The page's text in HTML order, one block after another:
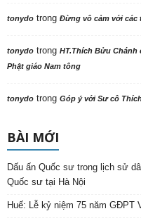
tonydo trong Đừng vô cảm với các
tonydo trong HT.Thích Bửu
Phật giáo Nam tông
tonydo trong Góp ý với Sư cô
BÀI MỚI
Dấu ấn Quốc sư trong lịch sử
Quốc sư tại Hà Nội
Huế: Lễ kỷ niệm 75 năm GĐPT